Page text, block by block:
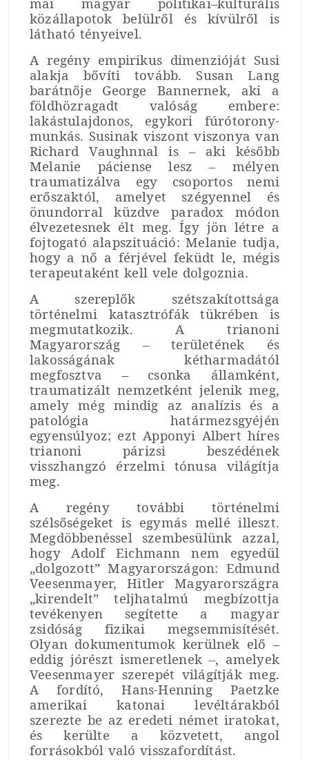
közállapotok belülről és kívülről is
látható tényeivel.
A regény empirikus dimenzióját Susi
alakja bővíti tovább. Susan Lang
barátnője George Bannernek, aki a
földhözragadt valóság embere:
lakástulajdonos, egykori fúrótorony-
munkás. Susinak viszont viszonya van
Richard Vaughnnal is – aki később
Melanie páciense lesz – mélyen
traumatizálva egy csoportos nemi
erőszaktól, amelyet szégyennel és
önundorral küzdve paradox módon
élvezetesnek élt meg. Így jön létre a
fojtogató alapszituáció: Melanie tudja,
hogy a nő a férjével feküdt le, mégis
terapeutaként kell vele dolgoznia.
A szereplők szétszakítottsága
történelmi katasztrófák tükrében is
megmutatkozik. A trianoni
Magyarország – területének és
lakosságának kétharmadától
megfosztva – csonka államként,
traumatizált nemzetként jelenik meg,
amely még mindig az analízis és a
patológia határmezsgyéjén
egyensúlyoz; ezt Apponyi Albert híres
trianoni párizsi beszédének
visszhangzó érzelmi tónusa világítja
meg.
A regény további történelmi
szélsőségeket is egymás mellé illeszt.
Megdöbbenéssel szembesülünk azzal,
hogy Adolf Eichmann nem egyedül
„dolgozott” Magyarországon: Edmund
Veesenmayer, Hitler Magyarországra
„kirendelt” teljhatalmú megbízottja
tevékenyen segítette a magyar
zsidóság fizikai megsemmisítését.
Olyan dokumentumok kerülnek elő –
eddig jórészt ismeretlenek –, amelyek
Veesenmayer szerepét világítják meg.
A fordító, Hans-Henning Paetzke
amerikai katonai levéltárakból
szerezte be az eredeti német iratokat,
és kerülte a közvetett, angol
forrásokból való visszafordítást.